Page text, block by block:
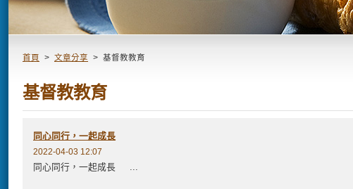
首頁 > 文章分享 > 基督教教育
基督教教育
同心同行，一起成長
2022-04-03 12:07
同心同行，一起成長 ...